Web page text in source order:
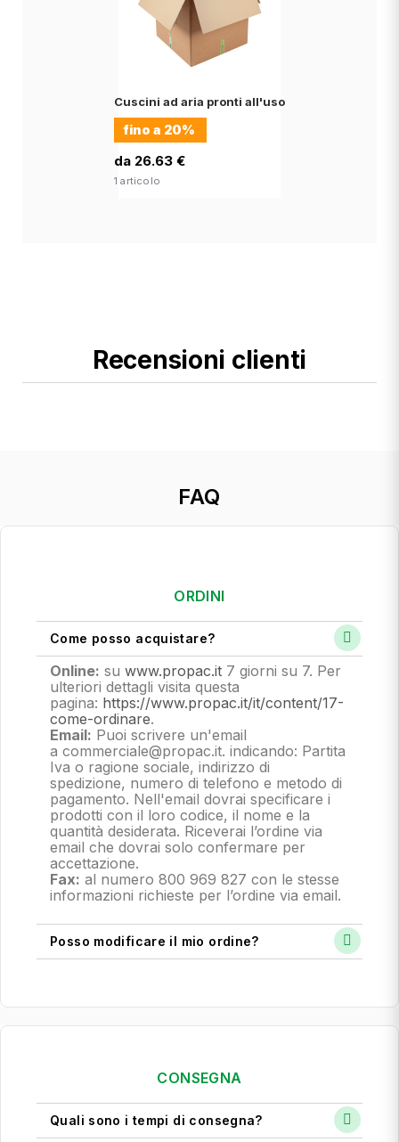
Cuscini ad aria pronti all'uso
fino a 20%
da 26.63 €
1 articolo
Recensioni clienti
FAQ
ORDINI
Come posso acquistare?
Online: su www.propac.it 7 giorni su 7. Per
ulteriori dettagli visita questa
pagina: https://www.propac.it/it/content/17-
come-ordinare.
Email: Puoi scrivere un'email
a commerciale@propac.it. indicando: Partita
Iva o ragione sociale, indirizzo di
spedizione, numero di telefono e metodo di
pagamento. Nell'email dovrai specificare i
prodotti con il loro codice, il nome e la
quantità desiderata. Riceverai l’ordine via
email che dovrai solo confermare per
accettazione.
Fax: al numero 800 969 827 con le stesse
informazioni richieste per l’ordine via email.
Posso modificare il mio ordine?
CONSEGNA
Quali sono i tempi di consegna?